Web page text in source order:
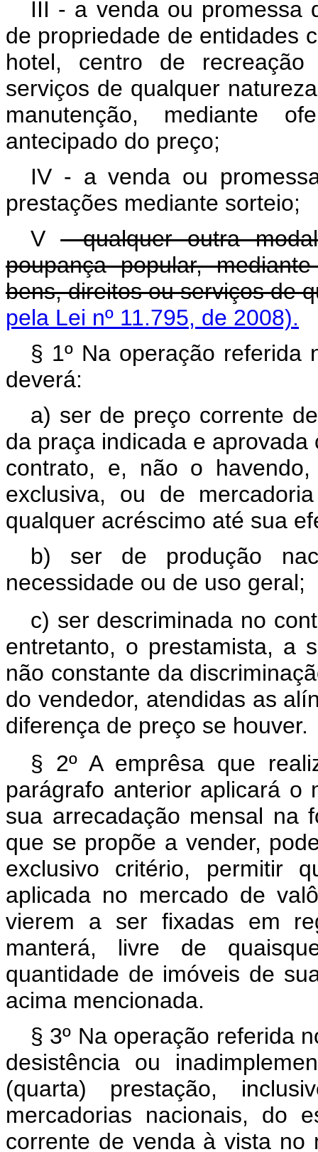
III - a venda ou promessa
de propriedade de entidades
hotel, centro de
serviços de qualquer
manutenção, mediante
antecipado do preço;
IV - a venda ou
prestações mediante sorteio;
V- qualquer outra
poupança popular,
bens, direitos ou serviços de
pela Lei nº 11.795, de 2008).
§ 1º Na operação referida
deverá:
a) ser de preço corrente
da praça indicada e
contrato, e, não o
exclusiva, ou de
qualquer acréscimo até sua
b) ser de produção
necessidade ou de uso geral;
c) ser descriminada no
entretanto, o prestamista, a
não constante da
do vendedor, atendidas as
diferença de preço se houver.
§ 2º A emprêsa que
parágrafo anterior aplicará
sua arrecadação mensal na
que se propõe a vender,
exclusivo critério, permitir
aplicada no mercado de
vierem a ser fixadas em
manterá, livre de
quantidade de imóveis de
acima mencionada.
§ 3º Na operação referida
desistência ou
(quarta) prestação,
mercadorias nacionais, do
corrente de venda à vista no